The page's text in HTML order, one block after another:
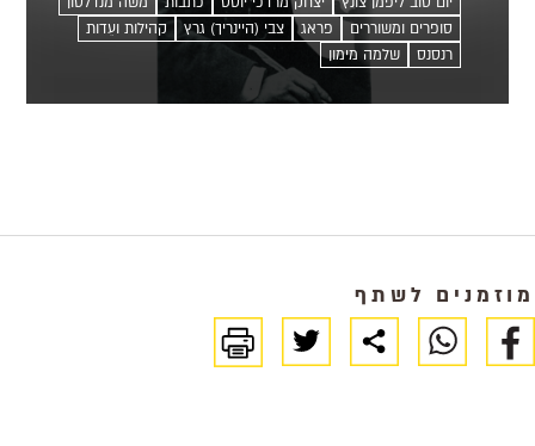
ידע...
סופרים ומשוררים
פראג צבי (היינריך) גרץ
קהילות ועֵדות
רנסנס
שלמה מימון
מוזמנים לשתף